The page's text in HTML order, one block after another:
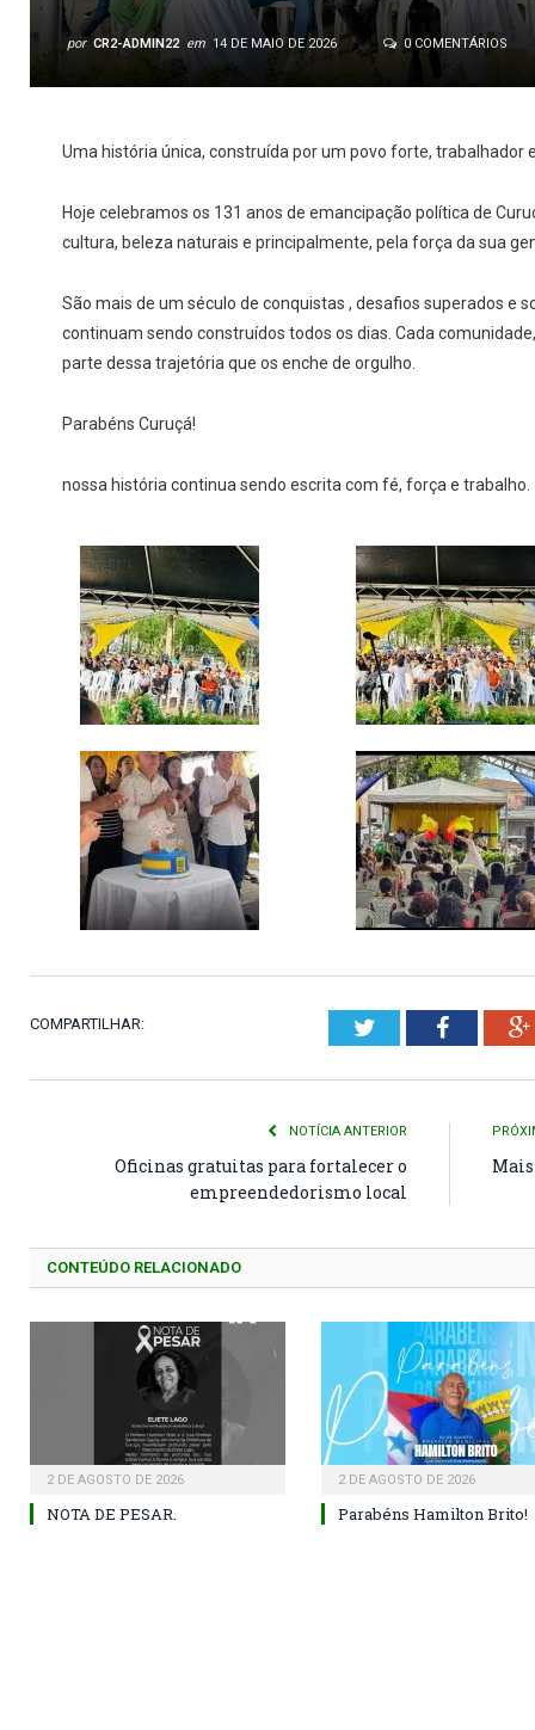
por CR2-ADMIN22 em 14 DE MAIO DE 2026 0 COMENTÁRIOS
Uma história única, construída por um povo forte, trabalhador
Hoje celebramos os 131 anos de emancipação política de
cultura, beleza naturais e principalmente, pela força da sua
São mais de um século de conquistas , desafios superados e
continuam sendo construídostodos os dias. Cada
parte dessa trajetória que os enche de orgulho.
Parabéns Curuçá!
nossa história continua sendo escrita com fé, força e trabalho.
COMPARTILHAR: Twitter
NOTÍCIA ANTERIOR
Oficinas gratuitas para fortalecer o
empreendedorismo local
CONTEÚDO RELACIONADO
2 DE AGOSTO DE 2026
NOTA DE PESAR.
2 DE AGOSTO DE 2026
Parabéns Hamilton Brito!